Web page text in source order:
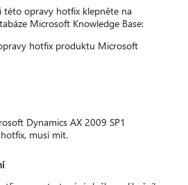
této opravy hotfix klepněte na
Microsoft Knowledge Base:
hotfix produktu Microsoft
Dynamics AX 2009 SP1
musí mít.